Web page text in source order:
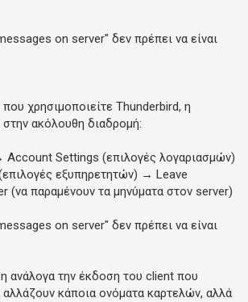
on server" δεν πρέπει να είναι
χρησιμοποιείτε Thunderbird, η
στην ακόλουθη διαδρομή:
Account Settings (επιλογές λογαριασμών)
εξυπηρετητών) → Leave
(να παραμένουν τα μηνύματα στον server)
on server" δεν πρέπει να είναι
ανάλογα την έκδοση του client που
αλλάζουν κάποια ονόματα καρτελών, αλλά